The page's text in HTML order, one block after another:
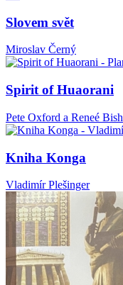
Slovem svět
Miroslav Černý
Spirit of Huaorani
Pete Oxford a Reneé Bish
Kniha Konga
Vladimír Plešinger